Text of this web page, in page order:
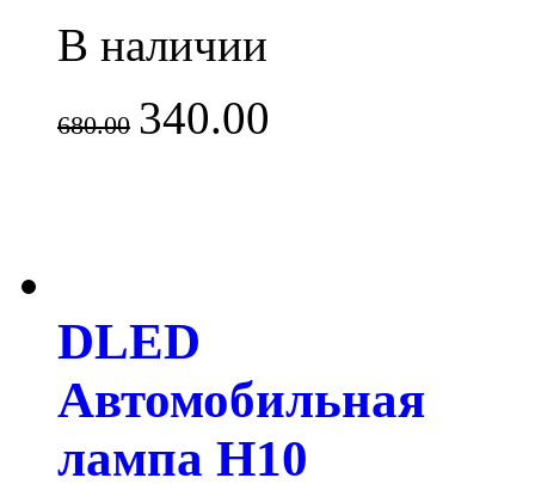
В наличии
680.00 340.00
DLED
Автомобильная
лампа H10